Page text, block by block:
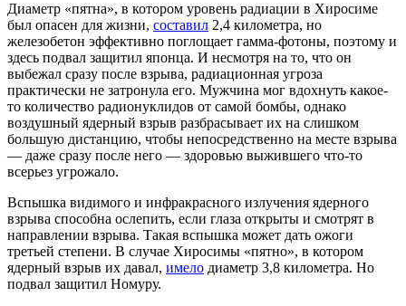
Диаметр «пятна», в котором уровень радиации в Хиросиме
был опасен для жизни, составил 2,4 километра, но
железобетон эффективно поглощает гамма-фотоны, поэтому и
здесь подвал защитил японца. И несмотря на то, что он
выбежал сразу после взрыва, радиационная угроза
практически не затронула его. Мужчина мог вдохнуть какое-
то количество радионуклидов от самой бомбы, однако
воздушный ядерный взрыв разбрасывает их на слишком
большую дистанцию, чтобы непосредственно на месте взрыва
— даже сразу после него — здоровью выжившего что-то
всерьез угрожало.
Вспышка видимого и инфракрасного излучения ядерного
взрыва способна ослепить, если глаза открыты и смотрят в
направлении взрыва. Такая вспышка может дать ожоги
третьей степени. В случае Хиросимы «пятно», в котором
ядерный взрыв их давал, имело диаметр 3,8 километра. Но
подвал защитил Номуру.